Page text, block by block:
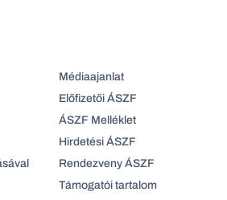
Médiaajanlat
Előfizetői ÁSZF
ÁSZF Melléklet
Hirdetési ÁSZF
Rendezveny ÁSZF
Támogatói tartalom